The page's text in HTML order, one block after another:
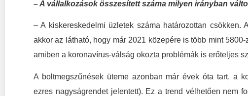
– A vállalkozások összesített száma milyen irányban
– A kiskereskedelmi üzletek száma határozottan csökken.
akkor az látható, hogy már 2021 közepére is több mint
amiben a koronavírus-válság okozta problémák is erőteljes
A boltmegszűnések üteme azonban már évek óta tart, a
ezres nagyságrendet jelentett). Ez a trend vélhetően nem